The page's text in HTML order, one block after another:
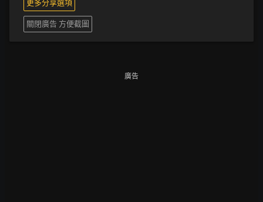
更多分享選項
關閉廣告 方便截圖
廣告